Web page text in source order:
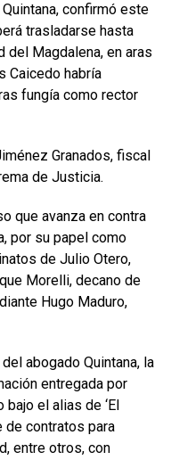
confirmó este
trasladarse hasta
del Magdalena, en aras
Caicedo habría
fungía como rector
Granados, fiscal
de Justicia.
que avanza en contra
por su papel como
de Julio Otero,
Morelli, decano de
Hugo Maduro,
abogado Quintana, la
entregada por
el alias de ‘El
de contratos para
entre otros, con